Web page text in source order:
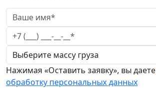
Нажимая «Оставить заявку», вы даете
обработку персональных данных